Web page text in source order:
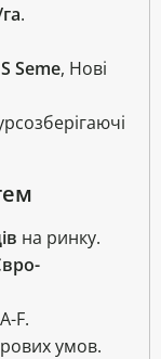
.
Seme, Нові
на ринку.
F.
умов.